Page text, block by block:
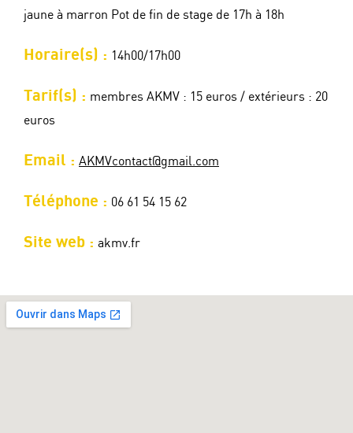
jaune à marron Pot de fin de stage de 17h à 18h
Horaire(s) : 14h00/17h00
Tarif(s) : membres AKMV : 15 euros / extérieurs : 20
euros
Email : AKMVcontact@gmail.com
Téléphone : 06 61 54 15 62
Site web : akmv.fr